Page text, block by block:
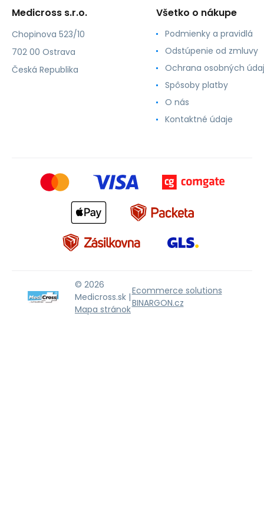
Medicross s.r.o.
Chopinova 523/10
702 00 Ostrava
Česká Republika
Všetko o nákupe
Podmienky a pravidlá
Odstúpenie od zmluvy
Ochrana osobných
Spôsoby platby
O nás
Kontaktné údaje
© 2026
Medicross.sk |
Mapa stránok
Ecommerce solutions
BINARGON.cz